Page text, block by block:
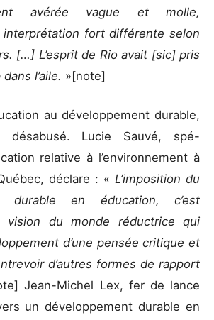
avérée vague et molle,
fort différente selon
[…] L’esprit de Rio avait [sic] pris
l’aile. »[note]
au développement durable,
désabusé. Lucie Sauvé, spé-
relative à l’environnement à
déclare : « L’imposition du
durable en éducation, c’est
vision du monde réductrice qui
d’une pensée critique et
d’autres formes de rapport
Jean-Michel Lex, fer de lance
un développement durable en